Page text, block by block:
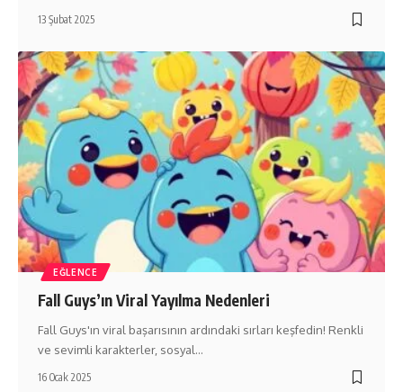
13 Şubat 2025
EĞLENCE
Fall Guys’ın Viral Yayılma Nedenleri
Fall Guys'ın viral başarısının ardındaki sırları keşfedin! Renkli
ve sevimli karakterler, sosyal…
16 Ocak 2025